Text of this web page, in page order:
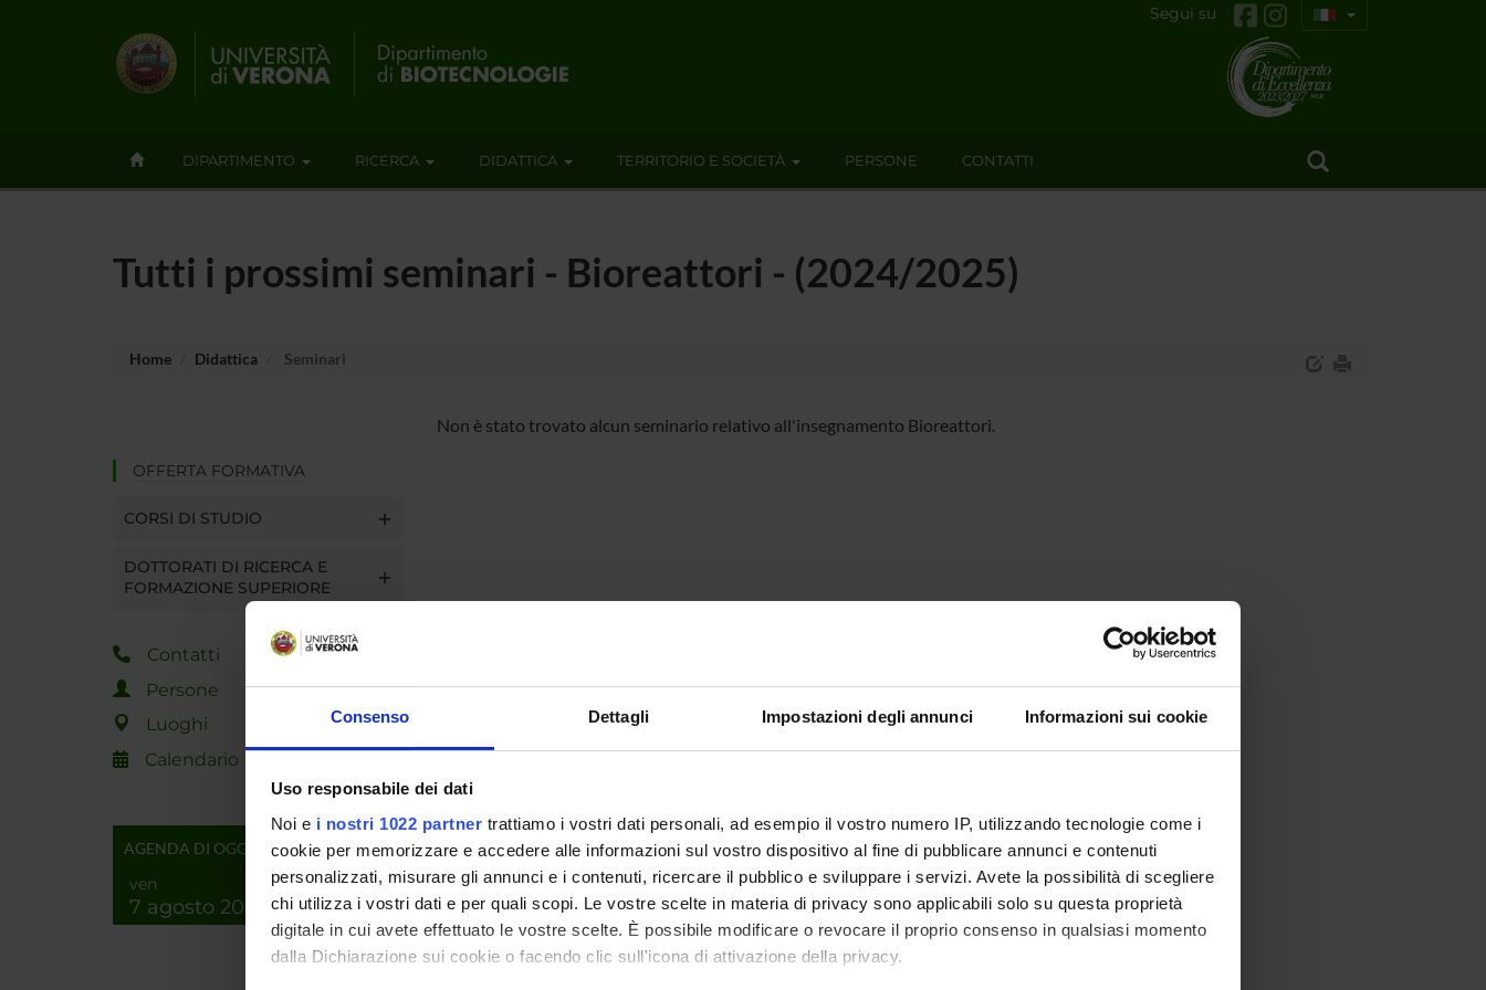
Consenso Dettagli Impostazioni degli annunci Informazioni sui cookie
Uso responsabile dei dati
Noi e i nostri 1022 partner trattiamo i vostri dati personali, ad esempio il vostro numero IP, utilizzando tecnologie come i
cookie per memorizzare e accedere alle informazioni sul vostro dispositivo al fine di pubblicare annunci e contenuti
personalizzati, misurare gli annunci e i contenuti, ricercare il pubblico e sviluppare i servizi. Avete la possibilità di scegliere
chi utilizza i vostri dati e per quali scopi. Le vostre scelte in materia di privacy sono applicabili solo su questa proprietà
digitale in cui avete effettuato le vostre scelte. È possibile modificare o revocare il proprio consenso in qualsiasi momento
dalla Dichiarazione sui cookie o facendo clic sull'icona di attivazione della privacy.
Segui su
DIPARTIMENTO RICERCA DIDATTICA TERRITORIO E SOCIETÀ PERSONE CONTATTI
Tutti i prossimi seminari - Bioreattori - (2024/2025)
Home Didattica Seminari
OFFERTA FORMATIVA
CORSI DI STUDIO
DOTTORATI DI RICERCA E
FORMAZIONE SUPERIORE
Contatti
Persone
Luoghi
Calendario
AGENDA DI OGGI
ven
7 agosto 2026
Non è stato trovato alcun seminario relativo all'insegnamento Bioreattori.